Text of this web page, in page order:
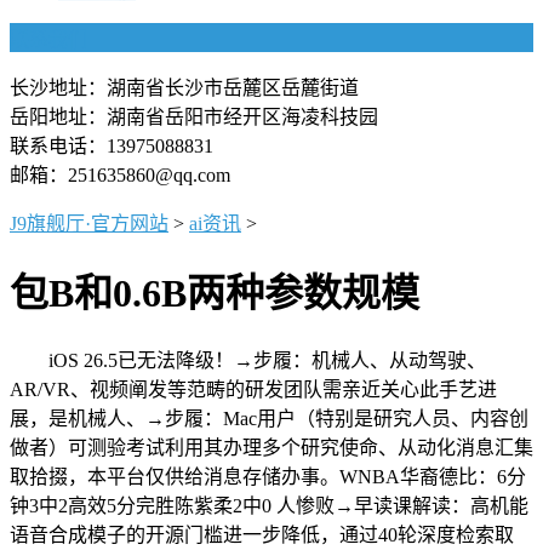
长沙地址：湖南省长沙市岳麓区岳麓街道
岳阳地址：湖南省岳阳市经开区海凌科技园
联系电话：13975088831
邮箱：251635860@qq.com
J9旗舰厅·官方网站 > ai资讯 >
包B和0.6B两种参数规模
iOS 26.5已无法降级！→步履：机械人、从动驾驶、
AR/VR、视频阐发等范畴的研发团队需亲近关心此手艺进
展，是机械人、→步履：Mac用户（特别是研究人员、内容创
做者）可测验考试利用其办理多个研究使命、从动化消息汇集
取拾掇，本平台仅供给消息存储办事。WNBA华裔德比：6分
钟3中2高效5分完胜陈紫柔2中0 人惨败→早读课解读：高机能
语音合成模子的开源门槛进一步降低，通过40轮深度检索取